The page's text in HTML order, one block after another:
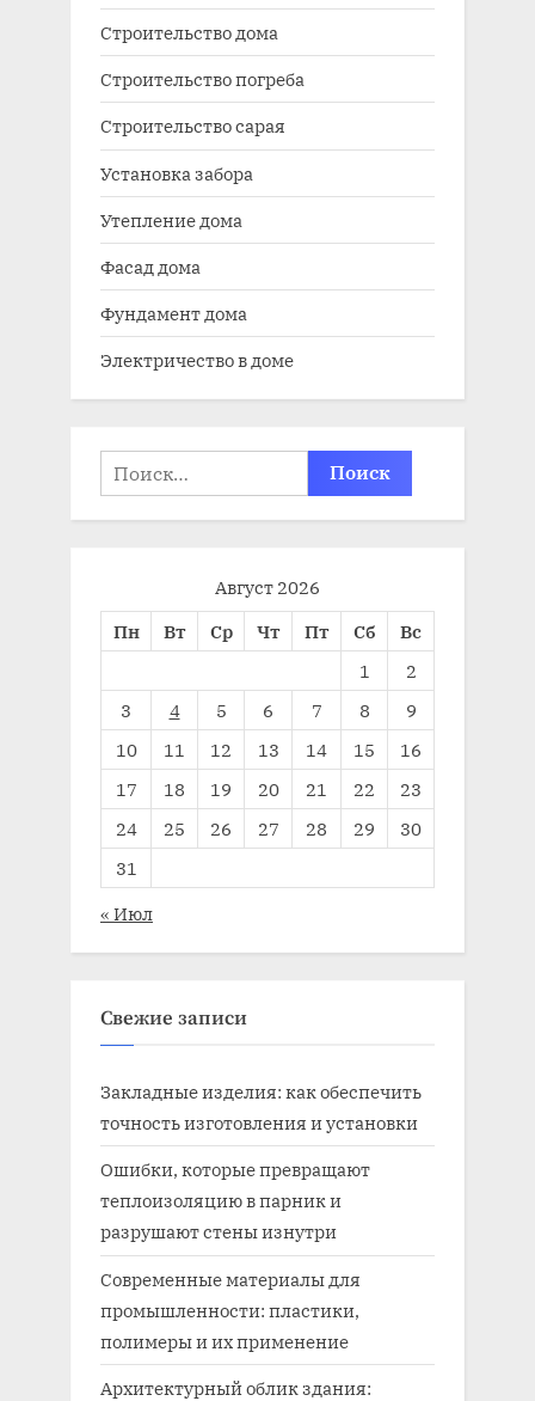
Строительство дома
Строительство погреба
Строительство сарая
Установка забора
Утепление дома
Фасад дома
Фундамент дома
Электричество в доме
Найти:
Август 2026
Пн
Вт Ср Чт Пт Сб
Вс
1
2
3
4 5 6 7 8
9
10
11 12 13 14 15
16
17
18 19 20 21 22
23
24
25 26 27 28 29
30
31
« Июл
Свежие записи
Закладные изделия: как обеспечить
точность изготовления и установки
Ошибки, которые превращают
теплоизоляцию в парник и
разрушают стены изнутри
Современные материалы для
промышленности: пластики,
полимеры и их применение
Архитектурный облик здания: